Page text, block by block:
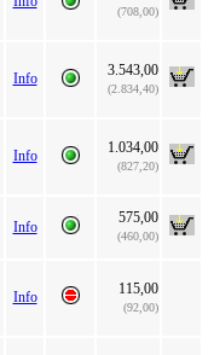
(708,00)
Info 3.543,00
(2.834,40)
Info 1.034,00
(827,20)
Info
575,00
(460,00)
Info 115,00
(92,00)